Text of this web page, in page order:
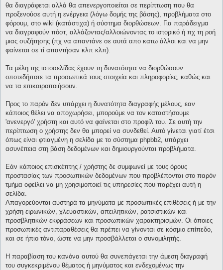
θα διαγράφεται αλλά θα απενεργοποιείται σε περίπτωση που θα
προξενούσε αυτή η ενέργεια (λόγω δομής της βάσης), προβλήματα στο
φόρουμ, στο wiki (κατάστιχα) ή σύστημα διορθώσεων. Για παράδειγμα
να διαγραφούν πόστ, αλλάζοντας/αλλοιώνοντας το ιστορικό ή πχ τη ροή
μιας συζήτησης (πχ να απαντάνε σε αυτά απο κατω άλλοι και να μην
φαίνεται σε τί απαντήσαν κλπ κλπ).
Τα μέλη της ιστοσελίδας έχουν τη δυνατότητα να διορθώσουν
οποτεδήποτε τα προσωπικά τους στοιχεία και πληροφορίες, καθώς και
να τα επικαιροποιήσουν.
Προς το παρόν δεν υπάρχει η δυνατότητα διαγραφής μέλους, εαν
κάποιος θέλει να αποχωρήσει, μπορούμε να τον καταστήσουμε
'ανενεργό' χρήστη και αυτό να φαίνεται στο προφίλ του. Σε αυτή την
περίπτωση ο χρήστης δεν θα μπορεί να συνδεθεί. Αυτό γίνεται γιατί έτσι
όπως είναι φτιαγμένη η σελίδα με το σύστημα phpbb2, υπάρχει
ασυνέπεια στη βάση δεδομένων και δημιουργούνται προβλήματα.
Εάν κάποιος επισκέπτης / χρήστης δε συμφωνεί με τους όρους
προστασίας των προσωπικών δεδομένων που προβλέπονται στο παρόν
τμήμα οφείλει να μη χρησιμοποιεί τις υπηρεσίες που παρέχει αυτή η
σελίδα.
Απαγορεύονται αυστηρά τα μηνύματα με προσωπικές επιθέσεις ή με την
χρήση ειρωνικών, χλευαστικών, απειλητικών, ρατσιστικών και
προσβλητικών εκφράσεων και προσωπικών χαρακτηρισμών. Οι όποιες
προσωπικές αντιπαραθέσεις θα πρέπει να γίνονται σε κόσμιο επίπεδο,
και σε ήπιο τόνο, ώστε να μην προσβάλλεται ο συνομιλητής.
Η παραβίαση του κανόνα αυτού θα συνεπάγεται την άμεση διαγραφή
του συγκεκριμένου θέματος ή μηνύματος και ενδεχομένως την